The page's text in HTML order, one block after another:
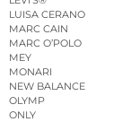
LUISA CERANO
MARC CAIN
MARC O’POLO
MEY
MONARI
NEW BALANCE
OLYMP
ONLY